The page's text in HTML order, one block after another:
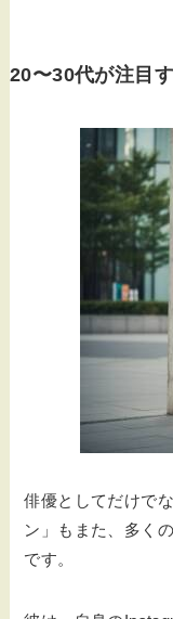
20〜30代が注目
俳優としてだけで
ン」もまた、多く
です。